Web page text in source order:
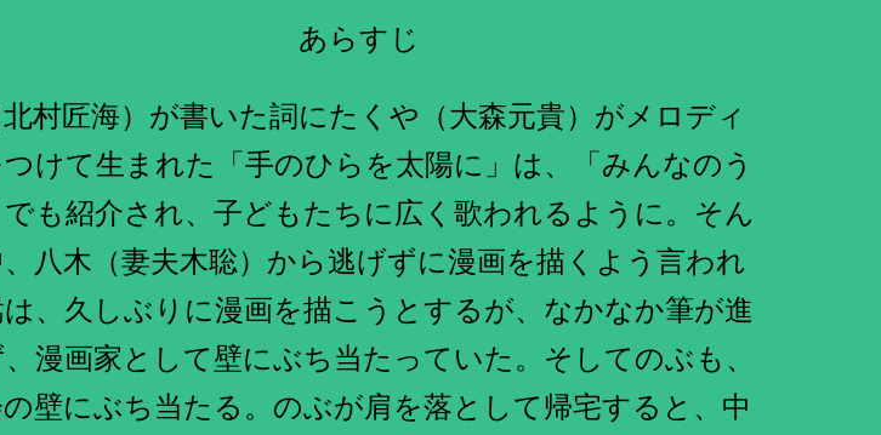
あらすじ
村匠海）が書いた詞にたくや（大森元貴）がメロディ
けて生まれた「手のひらを太陽に」は、「みんなのう
も紹介され、子どもたちに広く歌われるように。そん
八木（妻夫木聡）から逃げずに漫画を描くよう言われ
、久しぶりに漫画を描こうとするが、なかなか筆が進
、漫画家として壁にぶち当たっていた。そしてのぶも、
壁にぶち当たる。のぶが肩を落として帰宅すると、中